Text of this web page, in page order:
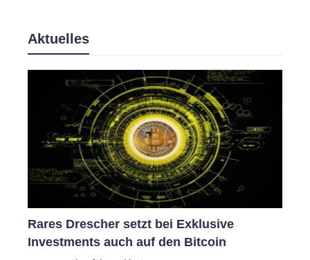
Aktuelles
Rares Drescher setzt bei Exklusive
Investments auch auf den Bitcoin